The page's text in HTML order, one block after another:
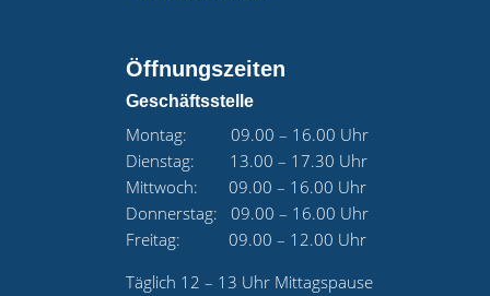
Öffnungszeiten
Geschäftsstelle
Montag: 09.00 – 16.00 Uhr
Dienstag: 13.00 – 17.30 Uhr
Mittwoch: 09.00 – 16.00 Uhr
Donnerstag: 09.00 – 16.00 Uhr
Freitag: 09.00 – 12.00 Uhr
Täglich 12 – 13 Uhr Mittagspause